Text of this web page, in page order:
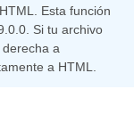
Esta función
Si tu archivo
a
a HTML.